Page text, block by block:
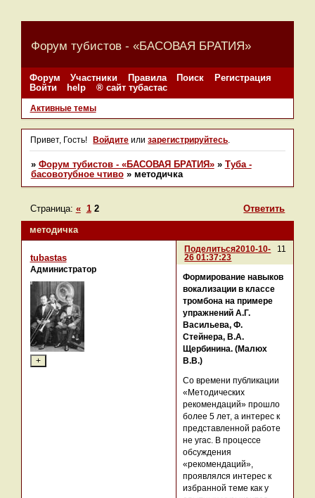
Форум тубистов - «БАСОВАЯ БРАТИЯ»
Форум Участники Правила Поиск
Регистрация
Войти
help ® сайт тубастас
Активные темы
Привет, Гость! Войдите илизарегистрируйтесь
» Форум тубистов - «БАСОВАЯ БРАТИЯ» » Туба -
басовотубное чтиво » методичка
методичка
Страница: « 1 2 Ответить
Поделиться 11
2010-10-
26 01:37:23
tubastas
Администратор
Формирование навыков
вокализации в классе
тромбона на примере
упражнений А.Г.
Васильева, Ф.
Стейнера, В.А.
Щербинина. (Малюх
В.В.)
Со времени публикации
«Методических
рекомендаций» прошло
более 5 лет, а интерес к
представленной работе
не угас. В процессе
обсуждения
«рекомендаций»,
проявлялся интерес к
избранной теме как у